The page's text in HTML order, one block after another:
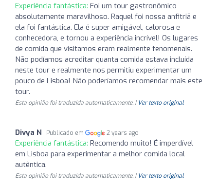
Experiência fantástica: Foi um tour gastronômico
absolutamente maravilhoso. Raquel foi nossa anfitriã e
ela foi fantástica. Ela é super amigável, calorosa e
conhecedora, e tornou a experiência incrível! Os lugares
de comida que visitamos eram realmente fenomenais.
Não podíamos acreditar quanta comida estava incluída
neste tour e realmente nos permitiu experimentar um
pouco de Lisboa! Não poderíamos recomendar mais este
tour.
Esta opinião foi traduzida automaticamente. | Ver texto original
Divya N Publicado em 2 years ago
Experiência fantástica: Recomendo muito! É imperdível
em Lisboa para experimentar a melhor comida local
autêntica.
Esta opinião foi traduzida automaticamente. | Ver texto original